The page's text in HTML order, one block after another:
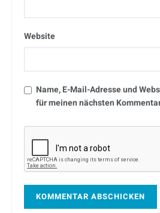
Website
Name, E-Mail-Adresse und
für meinen nächsten